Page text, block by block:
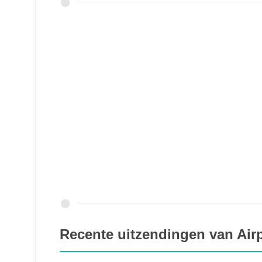
Recente uitzendingen van